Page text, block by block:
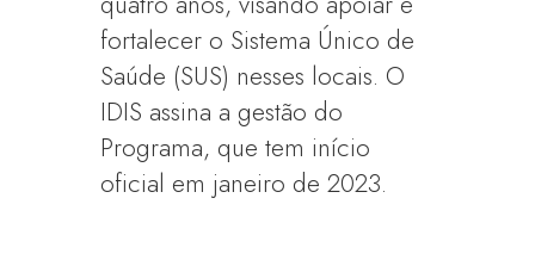
fortalecer o Sistema Único de
Saúde (SUS) nesses locais. O
IDIS assina a gestão do
Programa, que tem início
oficial em janeiro de 2023.